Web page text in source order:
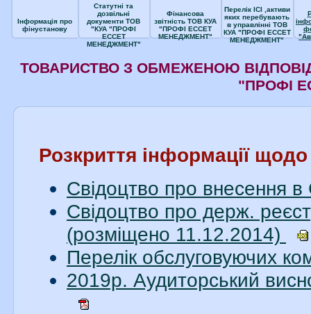
Інформація про
фінустанову
Статутні та
дозвільні
документи ТОВ
"КУА "ПРОФІ
ЕССЕТ
МЕНЕДЖМЕНТ"
Фінансова
звітність ТОВ КУА
"ПРОФІ ЕССЕТ
МЕНЕДЖМЕНТ"
Перелік ІСІ ,активи
яких перебувають
в управлінні ТОВ
КУА "ПРОФІ ЕССЕТ
МЕНЕДЖМЕНТ"
ТОВАРИСТВО З ОБМЕЖЕНОЮ
"ПРОФІ
Розкриття інформації
Свідоцтво про внесення
Свідоцтво про держ.
(розміщено 11.12.2014)
Перелік обслуговуючих
2019р. Аудиторський